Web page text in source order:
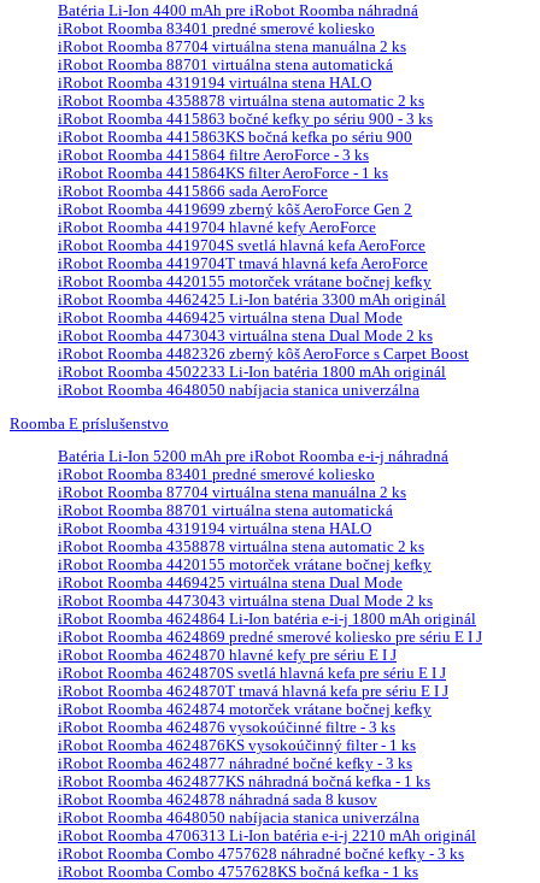
Batéria Li-Ion 4400 mAh pre iRobot Roomba náhradná
iRobot Roomba 83401 predné smerové koliesko
iRobot Roomba 87704 virtuálna stena manuálna 2 ks
iRobot Roomba 88701 virtuálna stena automatická
iRobot Roomba 4319194 virtuálna stena HALO
iRobot Roomba 4358878 virtuálna stena automatic 2 ks
iRobot Roomba 4415863 bočné kefky po sériu 900 - 3 ks
iRobot Roomba 4415863KS bočná kefka po sériu 900
iRobot Roomba 4415864 filtre AeroForce - 3 ks
iRobot Roomba 4415864KS filter AeroForce - 1 ks
iRobot Roomba 4415866 sada AeroForce
iRobot Roomba 4419699 zberný kôš AeroForce Gen 2
iRobot Roomba 4419704 hlavné kefy AeroForce
iRobot Roomba 4419704S svetlá hlavná kefa AeroForce
iRobot Roomba 4419704T tmavá hlavná kefa AeroForce
iRobot Roomba 4420155 motorček vrátane bočnej kefky
iRobot Roomba 4462425 Li-Ion batéria 3300 mAh originál
iRobot Roomba 4469425 virtuálna stena Dual Mode
iRobot Roomba 4473043 virtuálna stena Dual Mode 2 ks
iRobot Roomba 4482326 zberný kôš AeroForce s Carpet Boost
iRobot Roomba 4502233 Li-Ion batéria 1800 mAh originál
iRobot Roomba 4648050 nabíjacia stanica univerzálna
Roomba E príslušenstvo
Batéria Li-Ion 5200 mAh pre iRobot Roomba e-i-j náhradná
iRobot Roomba 83401 predné smerové koliesko
iRobot Roomba 87704 virtuálna stena manuálna 2 ks
iRobot Roomba 88701 virtuálna stena automatická
iRobot Roomba 4319194 virtuálna stena HALO
iRobot Roomba 4358878 virtuálna stena automatic 2 ks
iRobot Roomba 4420155 motorček vrátane bočnej kefky
iRobot Roomba 4469425 virtuálna stena Dual Mode
iRobot Roomba 4473043 virtuálna stena Dual Mode 2 ks
iRobot Roomba 4624864 Li-Ion batéria e-i-j 1800 mAh originál
iRobot Roomba 4624869 predné smerové koliesko pre sériu E I J
iRobot Roomba 4624870 hlavné kefy pre sériu E I J
iRobot Roomba 4624870S svetlá hlavná kefa pre sériu E I J
iRobot Roomba 4624870T tmavá hlavná kefa pre sériu E I J
iRobot Roomba 4624874 motorček vrátane bočnej kefky
iRobot Roomba 4624876 vysokoúčinné filtre - 3 ks
iRobot Roomba 4624876KS vysokoúčinný filter - 1 ks
iRobot Roomba 4624877 náhradné bočné kefky - 3 ks
iRobot Roomba 4624877KS náhradná bočná kefka - 1 ks
iRobot Roomba 4624878 náhradná sada 8 kusov
iRobot Roomba 4648050 nabíjacia stanica univerzálna
iRobot Roomba 4706313 Li-Ion batéria e-i-j 2210 mAh originál
iRobot Roomba Combo 4757628 náhradné bočné kefky - 3 ks
iRobot Roomba Combo 4757628KS bočná kefka - 1 ks